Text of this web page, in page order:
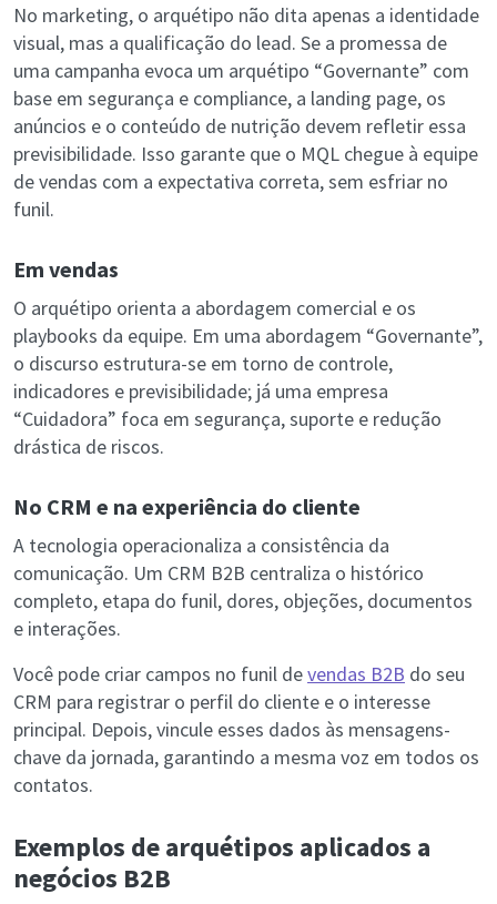
No marketing, o arquétipo não dita apenas a identidade
visual, mas a qualificação do lead. Se a promessa de
uma campanha evoca um arquétipo “Governante” com
base em segurança e compliance, a landing page, os
anúncios e o conteúdo de nutrição devem refletir essa
previsibilidade. Isso garante que o MQL chegue à equipe
de vendas com a expectativa correta, sem esfriar no
funil.
Em vendas
O arquétipo orienta a abordagem comercial e os
playbooks da equipe. Em uma abordagem “Governante”,
o discurso estrutura-se em torno de controle,
indicadores e previsibilidade; já uma empresa
“Cuidadora” foca em segurança, suporte e redução
drástica de riscos.
No CRM e na experiência do cliente
A tecnologia operacionaliza a consistência da
comunicação. Um CRM B2B centraliza o histórico
completo, etapa do funil, dores, objeções, documentos
e interações.
Você pode criar campos no funil devendas B2B do seu
CRM para registrar o perfil do cliente e o interesse
principal. Depois, vincule esses dados às mensagens-
chave da jornada, garantindo a mesma voz em todos os
contatos.
Exemplos de arquétipos aplicados a
negócios B2B